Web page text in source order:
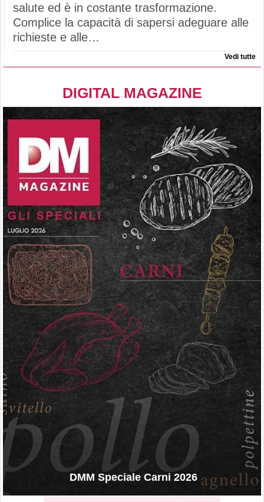
salute ed è in costante trasformazione.
Complice la capacità di sapersi adeguare alle
richieste e alle…
Vedi tutte
DIGITAL MAGAZINE
DMM Speciale Carni 2026